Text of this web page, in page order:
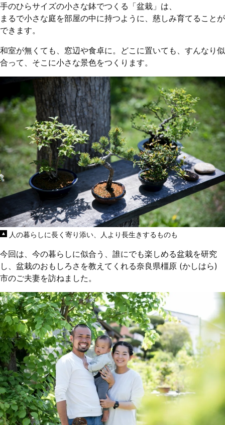
手のひらサイズの小さな鉢でつくる「盆栽」は、
まるで小さな庭を部屋の中に持つように、慈しみ育てることが
できます。
和室が無くても、窓辺や食卓に。どこに置いても、すんなり似
合って、そこに小さな景色をつくります。
人の暮らしに長く寄り添い、人より長生きするものも
今回は、今の暮らしに似合う、誰にでも楽しめる盆栽を研究
し、盆栽のおもしろさを教えてくれる奈良県橿原 (かしはら)
市のご夫妻を訪ねました。